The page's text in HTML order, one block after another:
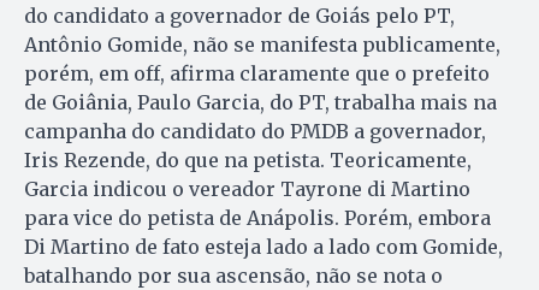
do candidato a governador de Goiás pelo PT,
Antônio Gomide, não se manifesta publicamente,
porém, em off, afirma claramente que o prefeito
de Goiânia, Paulo Garcia, do PT, trabalha mais na
campanha do candidato do PMDB a governador,
Iris Rezende, do que na petista. Teoricamente,
Garcia indicou o vereador Tayrone di Martino
para vice do petista de Anápolis. Porém, embora
Di Martino de fato esteja lado a lado com Gomide,
batalhando por sua ascensão, não se nota o